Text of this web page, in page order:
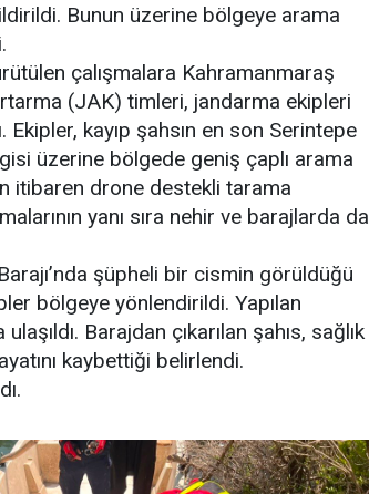
Bunun üzerine bölgeye arama
çalışmalara Kahramanmaraş
(JAK) timleri, jandarma ekipleri
Ekipler, kayıp şahsın en son Serintepe
üzerine bölgede geniş çaplı arama
itibaren drone destekli tarama
yanı sıra nehir ve barajlarda da
şüpheli bir cismin görüldüğü
bölgeye yönlendirildi. Yapılan
Barajdan çıkarılan şahıs, sağlık
kaybettiği belirlendi.